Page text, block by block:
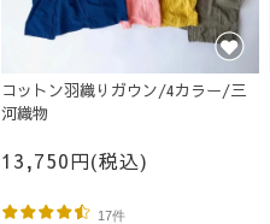
コットン羽織りガウン/4カラー/三
河織物
13,750円(税込)
17件